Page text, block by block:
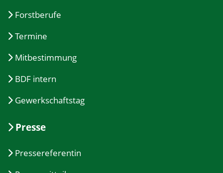
Forstberufe
Termine
Mitbestimmung
BDF intern
Gewerkschaftstag
Presse
Pressereferentin